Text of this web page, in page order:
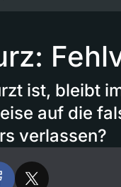
ist, bleibt
auf die
verlassen?